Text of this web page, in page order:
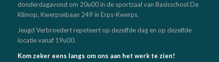
donderdagavond om 20u00 in de sportzaal van Basisschool De
Klimop, Kwerpsebaan 249 in Erps-Kwerps.
Jeugd Verbroedert repeteert op dezelfde dag en op dezelfde
locatie vanaf 19u00.
Kom zeker eens langs om ons aan het werk te zien!